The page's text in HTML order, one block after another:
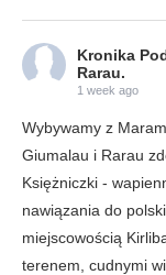
Kronika
Rarau.
1 week ago
Wybywamy z
Giumalau i Rarau
Księżniczki -
nawiązania do
miejscowością
terenem, cudnymi